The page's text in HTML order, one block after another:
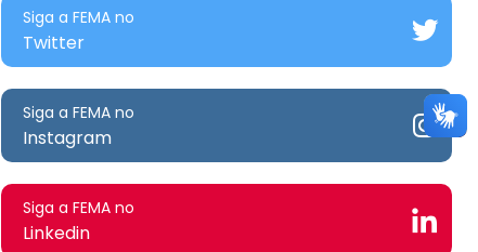
Siga a FEMA no
Twitter
Siga a FEMA no
Instagram
Siga a FEMA no
Linkedin